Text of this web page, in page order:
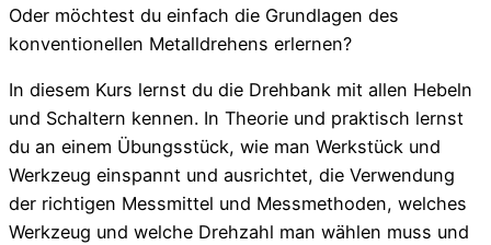
Oder möchtest du einfach die Grundlagen des
konventionellen Metalldrehens erlernen?
In diesem Kurs lernst du die Drehbank mit allen Hebeln
und Schaltern kennen. In Theorie und praktisch lernst
du an einem Übungsstück, wie man Werkstück und
Werkzeug einspannt und ausrichtet, die Verwendung
der richtigen Messmittel und Messmethoden, welches
Werkzeug und welche Drehzahl man wählen muss und